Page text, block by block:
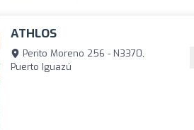
ATHLOS
Perito Moreno 256 - N3370,
Puerto Iguazú